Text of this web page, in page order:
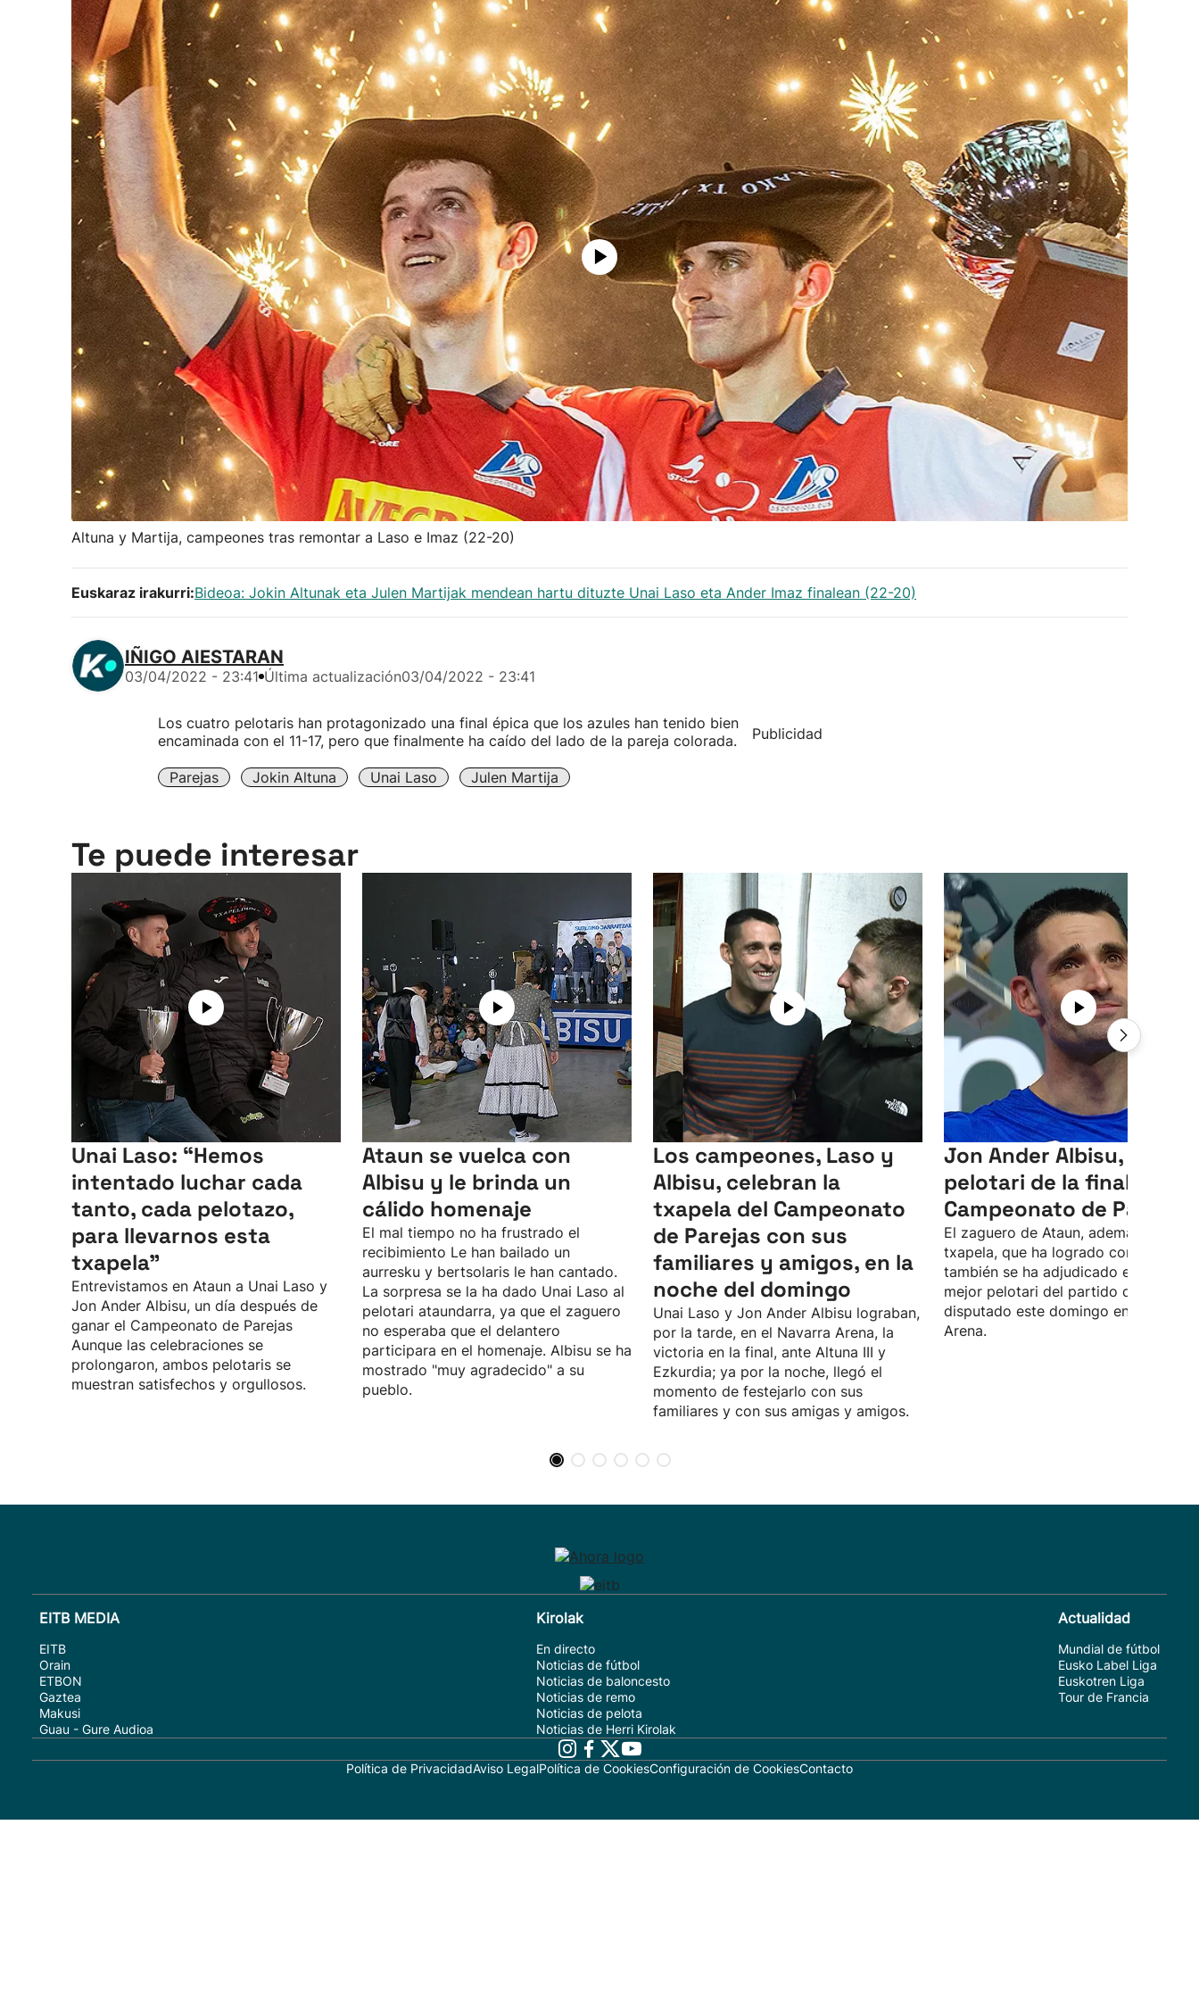
Altuna y Martija, campeones tras remontar a Laso e Imaz (22-20)
Euskaraz irakurri:Bideoa: Jokin Altunak eta Julen Martijak mendean hartu dituzte Unai Laso eta Ander Imaz finalean (22-20)
IÑIGO AIESTARAN
03/04/2022 - 23:41 Última actualización03/04/2022 - 23:41
Los cuatro pelotaris han protagonizado una final épica que los azules han tenido bien
encaminada con el 11-17, pero que finalmente ha caído del lado de la pareja colorada.
Parejas Jokin Altuna Unai Laso Julen Martija
Publicidad
Te puede interesar
Unai Laso: “Hemos
intentado luchar cada
tanto, cada pelotazo,
para llevarnos esta
txapela”
Entrevistamos en Ataun a Unai Laso y
Jon Ander Albisu, un día después de
ganar el Campeonato de Parejas
Aunque las celebraciones se
prolongaron, ambos pelotaris se
muestran satisfechos y orgullosos.
Ataun se vuelca con
Albisu y le brinda un
cálido homenaje
El mal tiempo no ha frustrado el
recibimiento Le han bailado un
aurresku y bertsolaris le han cantado.
La sorpresa se la ha dado Unai Laso al
pelotari ataundarra, ya que el zaguero
no esperaba que el delantero
participara en el homenaje. Albisu se ha
mostrado "muy agradecido" a su
pueblo.
Los campeones, Laso y
Albisu, celebran la
txapela del Campeonato
de Parejas con sus
familiares y amigos, en la
noche del domingo
Unai Laso y Jon Ander Albisu lograban,
por la tarde, en el Navarra Arena, la
victoria en la final, ante Altuna III y
Ezkurdia; ya por la noche, llegó el
momento de festejarlo con sus
familiares y con sus amigas y amigos.
Jon Ander Albisu, mejor
pelotari de la final del
Campeonato de Parejas
El zaguero de Ataun, además de la
txapela, que ha logrado con Unai
también se ha adjudicado el premio
mejor pelotari del partido definitivo,
disputado este domingo en el
Arena.
EITB MEDIA
EITB
Orain
ETBON
Gaztea
Makusi
Guau - Gure Audioa
Kirolak
En directo
Noticias de fútbol
Noticias de baloncesto
Noticias de remo
Noticias de pelota
Noticias de Herri Kirolak
Actualidad
Mundial de fútbol
Eusko Label Liga
Euskotren Liga
Tour de Francia
Política de PrivacidadAviso LegalPolítica de CookiesConfiguración de CookiesContacto